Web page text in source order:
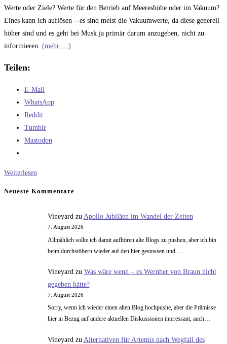
Werte oder Ziele? Werte für den Betrieb auf Meereshöhe oder im Vakuum?
Eines kann ich auflösen – es sind meist die Vakuumwerte, da diese generell
höher sind und es geht bei Musk ja primär darum anzugeben, nicht zu
informieren. (mehr …)
Teilen:
E-Mail
WhatsApp
Reddit
Tumblr
Mastodon
Weiterlesen
Schub
Neueste Kommentare
Vineyardzu Apollo Jubiläen im Wandel der Zeiten
7. August 2026
Allmählich sollte ich damit aufhören alte Blogs zu pushen, aber ich bin
beim durchstöbern wieder auf den hier gestossen und..…
Vineyard zu Was wäre wenn – es Wernher von Braun nicht
gegeben hätte?
7. August 2026
Sorry, wenn ich wieder einen alten Blog hochpushe, aber die Prämisse
hier in Bezug auf andere aktuellen Diskussionen interessant, auch…
Vineyard zu Alternativen für Artemis nach Wegfall des